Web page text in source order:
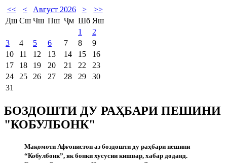
<< < Август 2026 >
>>
Дш Сш Чш Пш Ҷм Шб Яш
1
2
3
4 5 6 7 8
9
10
11 12 13 14 15
16
17
18 19 20 21 22
23
24
25 26 27 28 29
30
31
БОЗДОШТИ ДУ РАҲБАРИ ПЕШИНИ
"КОБУЛБОНК"
Мақомоти Афғонистон аз боздошти ду раҳбари пешини
“Кобулбонк”, як бонки хусусии кишвар, хабар доданд.